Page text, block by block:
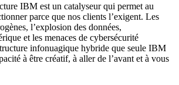
IBM est un catalyseur qui permet au
parce que nos clients l’exigent. Les
l’explosion des données,
et les menaces de cybersécurité
infonuagique hybride que seule IBM
à être créatif, à aller de l’avant et à vous